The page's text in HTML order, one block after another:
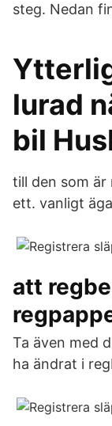
steg. Nedan
lurad
bil
till den som är
ett. vanligt
att
Ta även med
ha ändrat i